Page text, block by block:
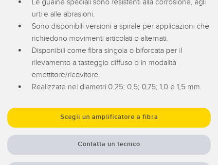
Barriere di misura
3D Time-of-Flight
Sensori radar
Sensori a ultrasuoni
Amplificatori a fibra ottica
Sensori a forcella e di etichette
Sensori di luminescenza, colori e tacche di registro
Manutenzione predittiva
Monitoraggio delle condizioni: manutenzione predittiva e
Monitoraggio remoto
Monitoraggio/efficacia complessiva dei macchinari
Richiesta di componenti, servizi o prelievo di pallet
urti e alle abrasioni.
Sono disponibili versioni a spirale per applicazioni che
richiedono movimenti articolati o alternati.
Disponibili come fibra singola o biforcata per il
rilevamento a tasteggio diffuso o in modalità
emettitore/ricevitore.
Realizzate nei diametri 0,25; 0,5; 0,75; 1,0 e 1,5 mm.
Scegli un amplificatore a fibra
Contatta un tecnico